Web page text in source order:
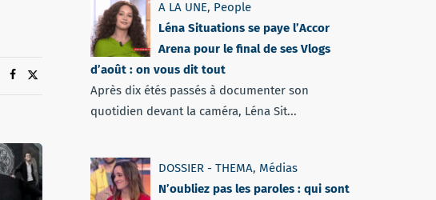
A LA UNE, People
Léna Situations se paye l’Accor
Arena pour le final de ses Vlogs
d’août : on vous dit tout
Après dix étés passés à documenter son
quotidien devant la caméra, Léna Sit...
DOSSIER - THEMA, Médias
N’oubliez pas les paroles : qui sont